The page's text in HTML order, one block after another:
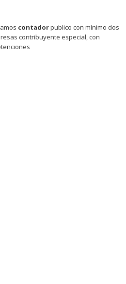
contadorpublico con mínimo dos
contribuyente especial, con